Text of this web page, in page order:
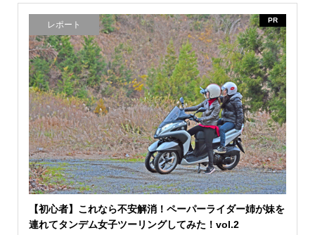
レポート PR
【初心者】これなら不安解消！ペーパーライダー姉が妹を
連れてタンデム女子ツーリングしてみた！vol.2